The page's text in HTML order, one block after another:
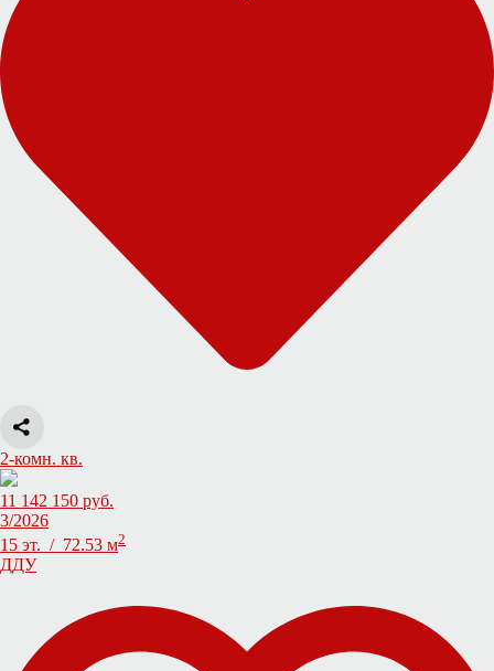
2-комн. кв.
11 142 150 руб.
3/2026
15 эт. / 72.53 м2
ДДУ